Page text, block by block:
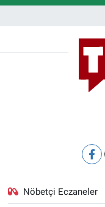
Nöbetçi Eczaneler